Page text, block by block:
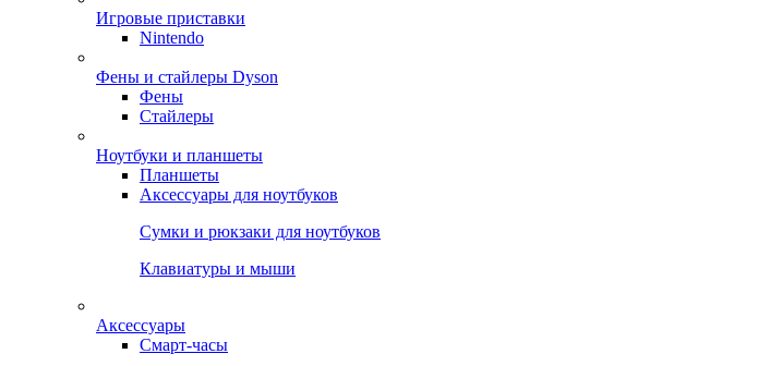
Игровые приставки
Nintendo
Фены и стайлеры Dyson
Фены
Стайлеры
Ноутбуки и планшеты
Планшеты
Аксессуары для ноутбуков
Сумки и рюкзаки для ноутбуков
Клавиатуры и мыши
Аксессуары
Смарт-часы